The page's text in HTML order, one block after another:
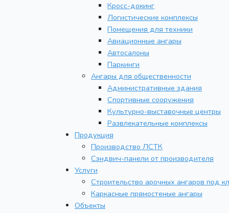
Кросс-докинг
Логистические комплексы
Помещения для техники
Авиационные ангары
Автосалоны
Паркинги
Ангары для общественности
Административные здания
Спортивные сооружения
Культурно-выставочные центры
Развлекательные комплексы
Продукция
Производство ЛСТК
Сэндвич-панели от производителя
Услуги
Строительство арочных ангаров под
Каркасные прямостеные ангары
Объекты